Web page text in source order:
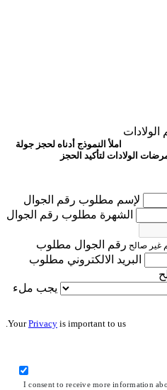
املأ النموذج أدناه لحجز جولة
الولادات لتأكيد الحجز
لإسم مطلوب رقم الجوال
الشهرة مطلوب رقم الجوال
غير صالح رقم الجوال مطلوب
البريد الالكتروني مطلوب
يجب ملء
YourPrivacy is important to us.
I consent to receive more information